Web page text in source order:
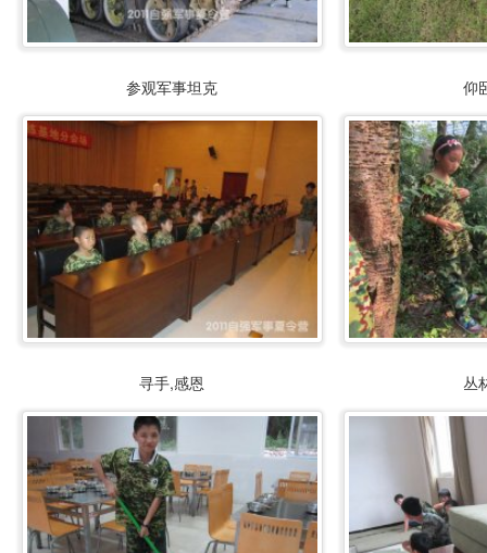
参观军事坦克 仰
寻手,感恩 丛